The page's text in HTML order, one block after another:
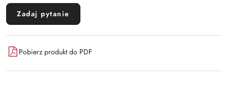
Zadaj pytanie
Pobierz produkt do PDF